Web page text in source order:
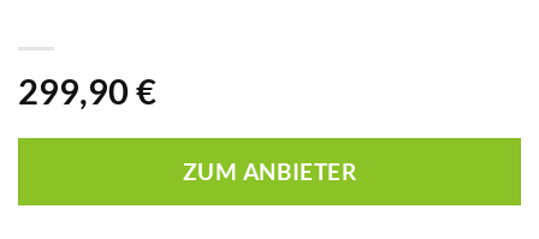
299,90 €
ZUM ANBIETER